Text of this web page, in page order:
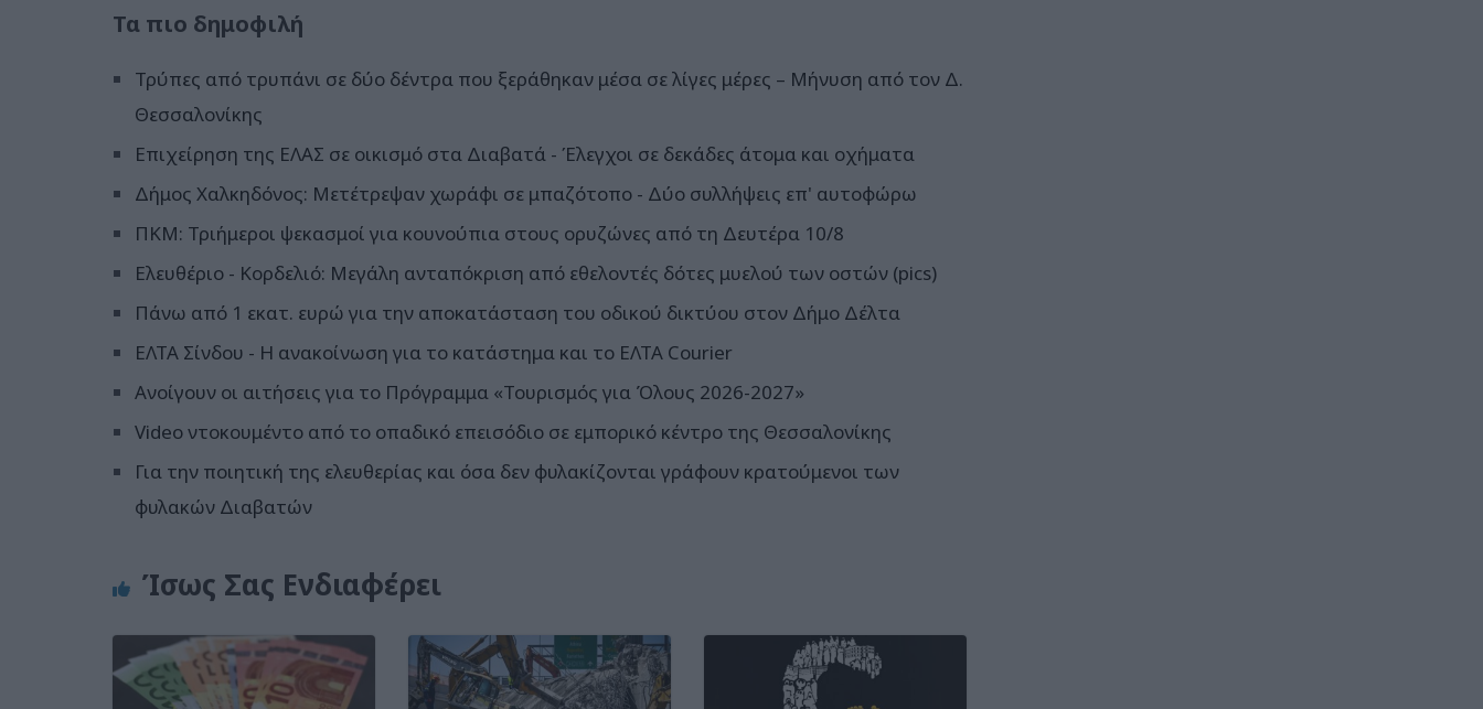
Τα πιο δημοφιλή
Τρύπες από τρυπάνι σε δύο δέντρα που ξεράθηκαν μέσα σε λίγες μέρες – Μήνυση από τον Δ.
Θεσσαλονίκης
Επιχείρηση της ΕΛΑΣ σε οικισμό στα Διαβατά - Έλεγχοι σε δεκάδες άτομα και οχήματα
Δήμος Χαλκηδόνος: Μετέτρεψαν χωράφι σε μπαζότοπο - Δύο συλλήψεις επ' αυτοφώρω
ΠΚΜ: Τριήμεροι ψεκασμοί για κουνούπια στους ορυζώνες από τη Δευτέρα 10/8
Ελευθέριο - Κορδελιό: Μεγάλη ανταπόκριση από εθελοντές δότες μυελού των οστών (pics)
Πάνω από 1 εκατ. ευρώ για την αποκατάσταση του οδικού δικτύου στον Δήμο Δέλτα
ΕΛΤΑ Σίνδου - Η ανακοίνωση για το κατάστημα και το ΕΛΤΑ Courier
Ανοίγουν οι αιτήσεις για το Πρόγραμμα «Τουρισμός για Όλους 2026-2027»
Video ντοκουμέντο από το οπαδικό επεισόδιο σε εμπορικό κέντρο της Θεσσαλονίκης
Για την ποιητική της ελευθερίας και όσα δεν φυλακίζονται γράφουν κρατούμενοι των
φυλακών Διαβατών
Ίσως Σας Ενδιαφέρει